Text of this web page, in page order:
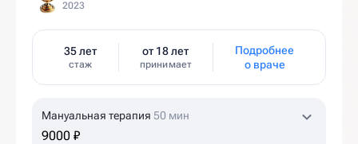
2023
35 лет
стаж
от 18 лет
принимает
Подробнее
о враче
Мануальная терапия 50 мин
9000 ₽